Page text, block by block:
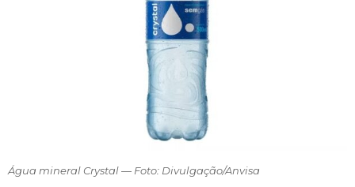
Água mineral Crystal — Foto: Divulgação/Anvisa